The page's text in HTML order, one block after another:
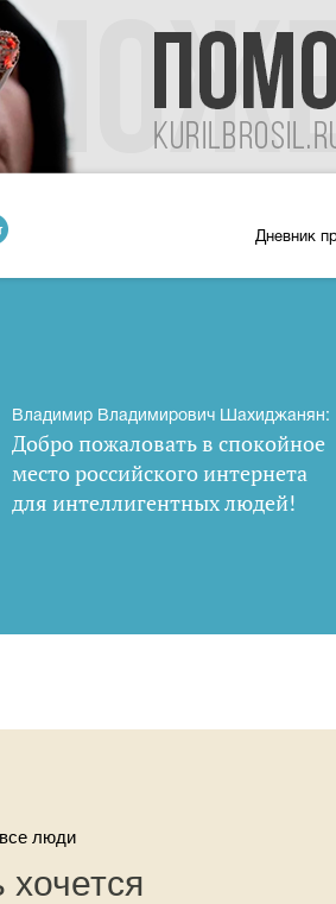
Дневник
Владимир Владимирович Шахиджанян:
Добро пожаловать в спокойное
место российского интернета
для интеллигентных людей!
люди
хочется